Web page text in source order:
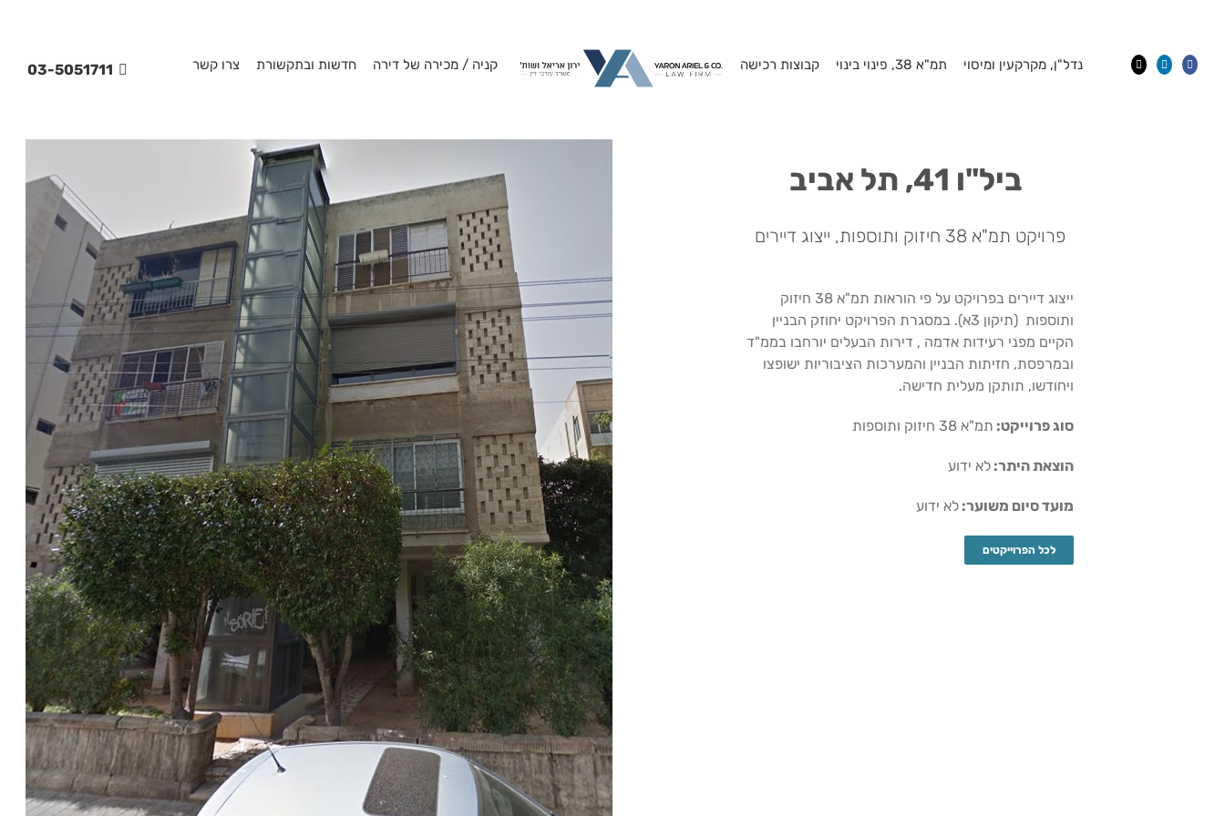
content
נדל"ן, מקרקעין ומיסוי תמ"א 38, פינוי בינוי קבוצות רכישה קניה / מכירה של דירה חדשות ובתקשורת צרו קשר
ביל"ו 41, תל אביב
פרויקט תמ"א 38 חיזוק ותוספות, ייצוג דיירים
ייצוג דיירים בפרויקט על פי הוראות תמ"א 38 חיזוק
ותוספות (תיקון 3א). במסגרת הפרויקט יחוזק הבניין
הקיים מפני רעידות אדמה , דירות הבעלים יורחבו בממ"ד
ובמרפסת, חזיתות הבניין והמערכות הציבוריות ישופצו
ויחודשו, תותקן מעלית חדישה.
סוג פרוייקט: תמ"א 38 חיזוק ותוספות
הוצאת היתר:לא ידוע
מועד סיום משוער:לא ידוע
לכל הפרוייקטים